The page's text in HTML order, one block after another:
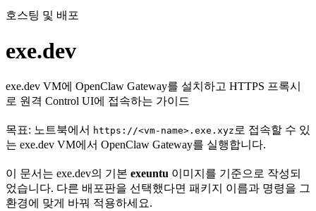
호스팅 및 배포
exe.dev
exe.dev VM에 OpenClaw Gateway를 설치하고 HTTPS 프록시
로 원격 Control UI에 접속하는 가이드
목표: 노트북에서 https://<vm-name>.exe.xyz 로 접속할 수 있
는 exe.dev VM에서 OpenClaw Gateway를 실행합니다.
이 문서는 exe.dev의 기본 exeuntu 이미지를 기준으로 작성되
었습니다. 다른 배포판을 선택했다면 패키지 이름과 명령을 그
환경에 맞게 바꿔 적용하세요.